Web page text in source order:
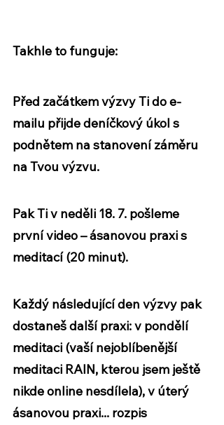
Takhle to funguje:
Před začátkem výzvy Ti do e-
mailu přijde deníčkový úkol s
podnětem na stanovení záměru
na Tvou výzvu.
Pak Ti v neděli 18. 7. pošleme
první video – ásanovou praxi s
meditací (20 minut).
Každý následující den výzvy pak
dostaneš další praxi: v pondělí
meditaci (vaší nejoblíbenější
meditaci RAIN, kterou jsem ještě
nikde online nesdílela), v úterý
ásanovou praxi... rozpis